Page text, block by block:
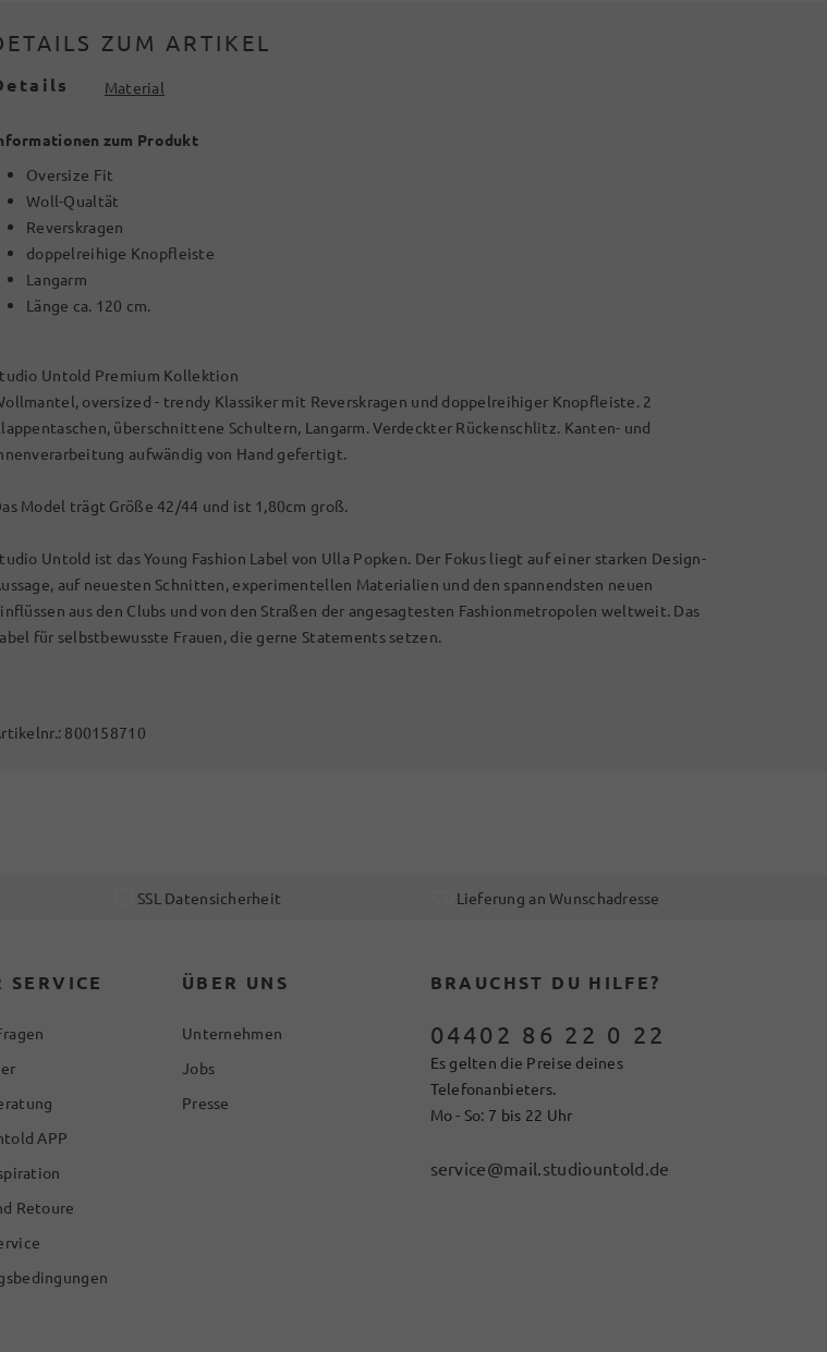
ZUM ARTIKEL
Material
zum Produkt
Oversize Fit
Woll-Qualtät
Reverskragen
doppelreihige Knopfleiste
Langarm
Länge ca. 120 cm.
Untold Premium Kollektion
oversized - trendy Klassiker mit Reverskragen und doppelreihiger Knopfleiste. 2
überschnittene Schultern, Langarm. Verdeckter Rückenschlitz. Kanten- und
aufwändig von Hand gefertigt.
Model trägt Größe 42/44 und ist 1,80cm groß.
Untold ist das Young Fashion Label von Ulla Popken. Der Fokus liegt auf einer starken Design-
auf neuesten Schnitten, experimentellen Materialien und den spannendsten neuen
aus den Clubs und von den Straßen der angesagtesten Fashionmetropolen weltweit. Das
für selbstbewusste Frauen, die gerne Statements setzen.
800158710
SSL Datensicherheit Lieferung an Wunschadresse
SERVICE
APP
Retoure
ÜBER UNS
Unternehmen
Jobs
Presse
BRAUCHST DU HILFE?
04402 86 22 0 22
Es gelten die Preise deines
Telefonanbieters.
Mo - So: 7 bis 22 Uhr
service@mail.studiountold.de